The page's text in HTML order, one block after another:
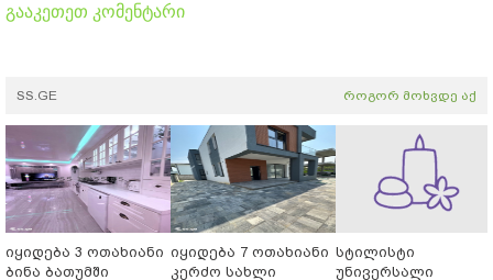
გააკეთეთ კომენტარი
SS.GE როგორ მოხვდე აქ
იყიდება 3 ოთახიანი
ბინა ბათუმში
იყიდება 7 ოთახიანი
კერძო სახლი
სტილისტი
უნივერსალი